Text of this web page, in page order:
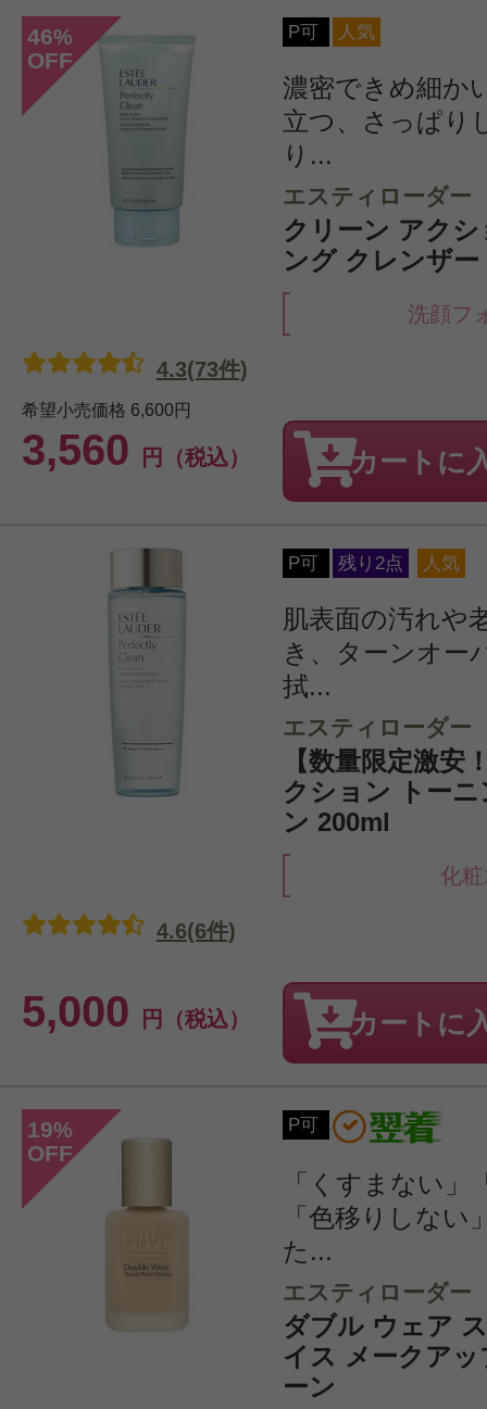
46%
OFF
P可 人気
濃密できめ細か
立つ、さっぱり
り...
エスティローダー
クリーン アク
ング クレンザー
洗顔フ
希望小売価格 6,600円
3,560 円（税込）
4.3(73件)
カートに
P可 残り2点 人気
肌表面の汚れや
き、ターンオー
拭...
エスティローダー
【数量限定激安
クション トー
ン 200ml
化
5,000 円（税込）
4.6(6件)
カートに
19%
OFF
P可
「くすまない
「色移りしない
た...
エスティローダー
ダブル ウェア
イス メークア
ーン